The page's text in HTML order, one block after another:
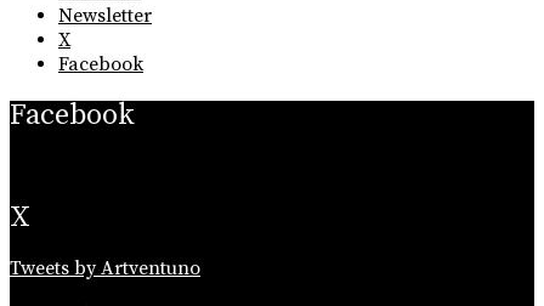
Newsletter
X
Facebook
Facebook
X
Tweets by Artventuno